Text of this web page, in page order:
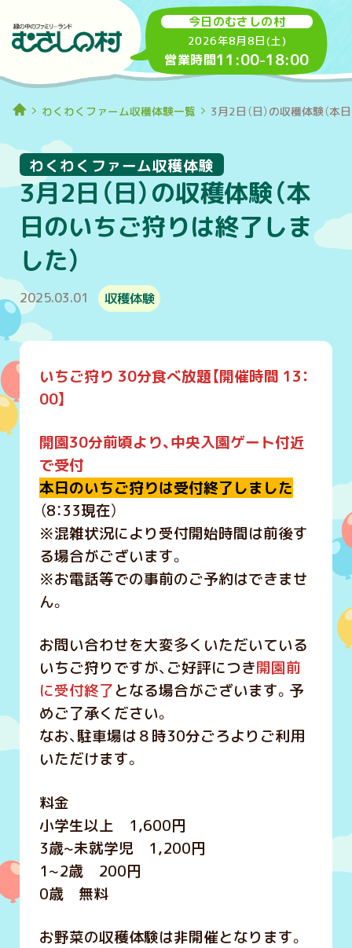
今日のむさしの村
2026年8月8日(土)
営業時間11:00-18:00
わくわくファーム収穫体験一覧 3月2日（日）の収穫体験（本
3月2日（日）の収穫体験（本
日のいちご狩りは終了しま
した）
わくわくファーム収穫体験
2025.03.01 収穫体験
いちご狩り 30分食べ放題【開催時間 13：
00】
開園30分前頃より、中央入園ゲート付近
で受付
本日のいちご狩りは受付終了しました
（8：33現在）
※混雑状況により受付開始時間は前後す
る場合がございます。
※お電話等での事前のご予約はできませ
ん。
お問い合わせを大変多くいただいている
いちご狩りですが、ご好評につき開園前
に受付終了となる場合がございます。予
めご了承ください。
なお、駐車場は８時30分ごろよりご利用
いただけます。
料金
小学生以上 1,600円
3歳~未就学児 1,200円
1~2歳 200円
0歳 無料
お野菜の収穫体験は非開催となります。